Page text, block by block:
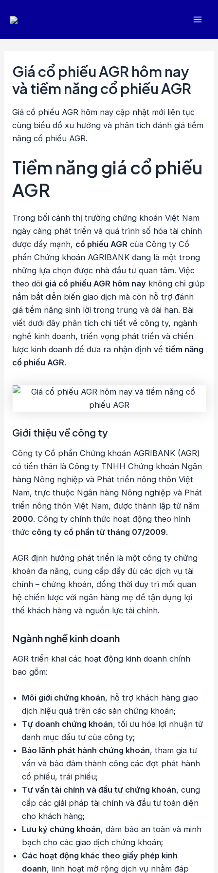
Giá cổ phiếu AGR hôm nay
và tiềm năng cổ phiếu AGR
Giá cổ phiếu AGR hôm nay cập nhật mới liên tục
cùng biểu đồ xu hướng và phân tích đánh giá tiềm
năng cổ phiếu AGR.
Tiềm năng giá cổ phiếu
AGR
Trong bối cảnh thị trường chứng khoán Việt Nam
ngày càng phát triển và quá trình số hóa tài chính
được đẩy mạnh, cổ phiếu AGR của Công ty Cổ
phần Chứng khoán AGRIBANK đang là một trong
những lựa chọn được nhà đầu tư quan tâm. Việc
theo dõi giá cổ phiếu AGR hôm nay không chỉ giúp
nắm bắt diễn biến giao dịch mà còn hỗ trợ đánh
giá tiềm năng sinh lời trong trung và dài hạn. Bài
viết dưới đây phân tích chi tiết về công ty, ngành
nghề kinh doanh, triển vọng phát triển và chiến
lược kinh doanh để đưa ra nhận định vềtiềm năng
cổ phiếu AGR.
Giới thiệu về công ty
Công ty Cổ phần Chứng khoán AGRIBANK (AGR)
có tiền thân là Công ty TNHH Chứng khoán Ngân
hàng Nông nghiệp và Phát triển nông thôn Việt
Nam, trực thuộc Ngân hàng Nông nghiệp và Phát
triển nông thôn Việt Nam, được thành lập từ năm
2000. Công ty chính thức hoạt động theo hình
thức công ty cổ phần từ tháng 07/2009.
AGR định hướng phát triển là một công ty chứng
khoán đa năng, cung cấp đầy đủ các dịch vụ tài
chính – chứng khoán, đồng thời duy trì mối quan
hệ chiến lược với ngân hàng mẹ để tận dụng lợi
thế khách hàng và nguồn lực tài chính.
Ngành nghề kinh doanh
AGR triển khai các hoạt động kinh doanh chính
bao gồm:
Môi giới chứng khoán, hỗ trợ khách hàng giao
dịch hiệu quả trên các sàn chứng khoán;
Tự doanh chứng khoán, tối ưu hóa lợi nhuận từ
danh mục đầu tư của công ty;
Bảo lãnh phát hành chứng khoán, tham gia tư
vấn và bảo đảm thành công các đợt phát hành
cổ phiếu, trái phiếu;
Tư vấn tài chính và đầu tư chứng khoán, cung
cấp các giải pháp tài chính và đầu tư toàn diện
cho khách hàng;
Lưu ký chứng khoán, đảm bảo an toàn và minh
bạch cho các giao dịch chứng khoán;
Các hoạt động khác theo giấy phép kinh
doanh, linh hoạt mở rộng dịch vụ nhằm đáp